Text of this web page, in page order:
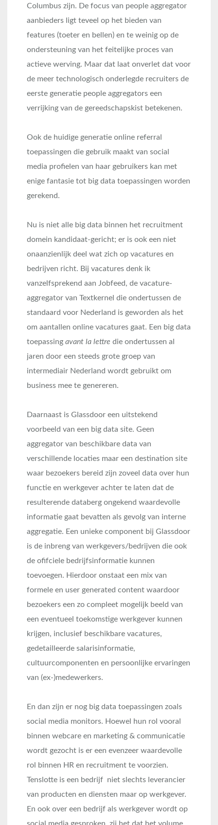
Columbus zijn. De focus van people aggregator
aanbieders ligt teveel op het bieden van
features (toeter en bellen) en te weinig op de
ondersteuning van het feitelijke proces van
actieve werving. Maar dat laat onverlet dat voor
de meer technologisch onderlegde recruiters de
eerste generatie people aggregators een
verrijking van de gereedschapskist betekenen.
Ook de huidige generatie online referral
toepassingen die gebruik maakt van social
media profielen van haar gebruikers kan met
enige fantasie tot big data toepassingen worden
gerekend.
Nu is niet alle big data binnen het recruitment
domein kandidaat-gericht; er is ook een niet
onaanzienlijk deel wat zich op vacatures en
bedrijven richt. Bij vacatures denk ik
vanzelfsprekend aan Jobfeed, de vacature-
aggregator van Textkernel die ondertussen de
standaard voor Nederland is geworden als het
om aantallen online vacatures gaat. Een big data
toepassing avant la lettre die ondertussen al
jaren door een steeds grote groep van
intermediair Nederland wordt gebruikt om
business mee te genereren.
Daarnaast is Glassdoor een uitstekend
voorbeeld van een big data site. Geen
aggregator van beschikbare data van
verschillende locaties maar een destination site
waar bezoekers bereid zijn zoveel data over hun
functie en werkgever achter te laten dat de
resulterende databerg ongekend waardevolle
informatie gaat bevatten als gevolg van interne
aggregatie. Een unieke component bij Glassdoor
is de inbreng van werkgevers/bedrijven die ook
de ofifciele bedrijfsinformatie kunnen
toevoegen. Hierdoor onstaat een mix van
formele en user generated content waardoor
bezoekers een zo compleet mogelijk beeld van
een eventueel toekomstige werkgever kunnen
krijgen, inclusief beschikbare vacatures,
gedetailleerde salarisinformatie,
cultuurcomponenten en persoonlijke ervaringen
van (ex-)medewerkers.
En dan zijn er nog big data toepassingen zoals
social media monitors. Hoewel hun rol vooral
binnen webcare en marketing & communicatie
wordt gezocht is er een evenzeer waardevolle
rol binnen HR en recruitment te voorzien.
Tenslotte is een bedrijf niet slechts leverancier
van producten en diensten maar op werkgever.
En ook over een bedrijf als werkgever wordt op